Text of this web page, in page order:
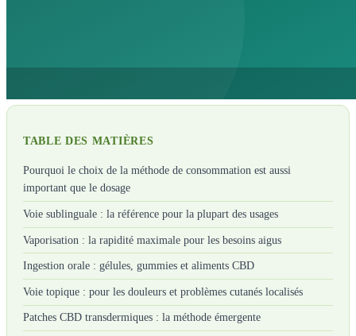
TABLE DES MATIÈRES
Pourquoi le choix de la méthode de consommation est aussi
important que le dosage
Voie sublinguale : la référence pour la plupart des usages
Vaporisation : la rapidité maximale pour les besoins aigus
Ingestion orale : gélules, gummies et aliments CBD
Voie topique : pour les douleurs et problèmes cutanés localisés
Patches CBD transdermiques : la méthode émergente